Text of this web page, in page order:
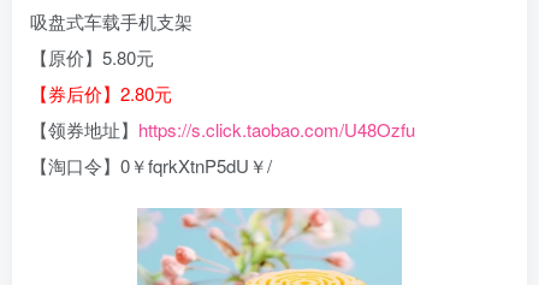
吸盘式车载手机支架
【原价】5.80元
【券后价】2.80元
【领券地址】 https://s.click.taobao.com/U48Ozfu
【淘口令】0￥fqrkXtnP5dU￥/